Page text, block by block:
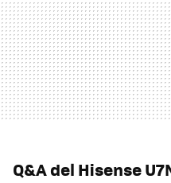
Q&A del Hisense